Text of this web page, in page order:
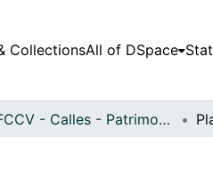
CollectionsAll of DSpace
FCCV - Calles - Patrimonial